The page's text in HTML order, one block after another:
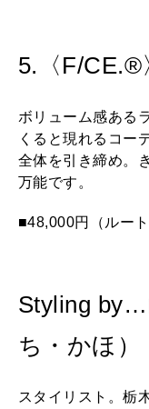
5.〈F/CE.®
ボリューム感ある
くると現れるコー
全体を引き締め。
万能です。
■48,000円（ルー
Styling by…
ち・かほ）
スタイリスト。栃